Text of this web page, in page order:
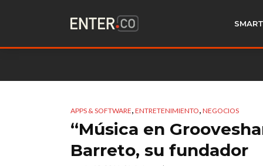
APPS & SOFTWARE, ENTRETENIMIENTO, NEGOCIOS
“Música en
Barreto, su fundador